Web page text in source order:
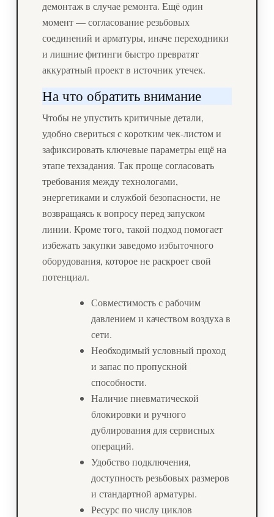
демонтаж в случае ремонта. Ещё один
момент — согласование резьбовых
соединений и арматуры, иначе переходники
и лишние фитинги быстро превратят
аккуратный проект в источник утечек.
На что обратить внимание
Чтобы не упустить критичные детали,
удобно свериться с коротким чек-листом и
зафиксировать ключевые параметры ещё на
этапе техзадания. Так проще согласовать
требования между технологами,
энергетиками и службой безопасности, не
возвращаясь к вопросу перед запуском
линии. Кроме того, такой подход помогает
избежать закупки заведомо избыточного
оборудования, которое не раскроет свой
потенциал.
Совместимость с рабочим
давлением и качеством воздуха в
сети.
Необходимый условный проход
и запас по пропускной
способности.
Наличие пневматической
блокировки и ручного
дублирования для сервисных
операций.
Удобство подключения,
доступность резьбовых размеров
и стандартной арматуры.
Ресурс по числу циклов